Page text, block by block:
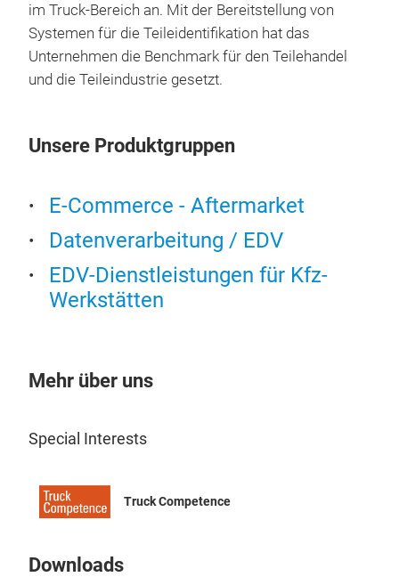
im Truck-Bereich an. Mit der Bereitstellung von
Systemen für die Teileidentifikation hat das
Unternehmen die Benchmark für den Teilehandel
und die Teileindustrie gesetzt.
Unsere Produktgruppen
E-Commerce - Aftermarket
Datenverarbeitung / EDV
EDV-Dienstleistungen für Kfz-
Werkstätten
Mehr über uns
Special Interests
Truck Competence
Downloads